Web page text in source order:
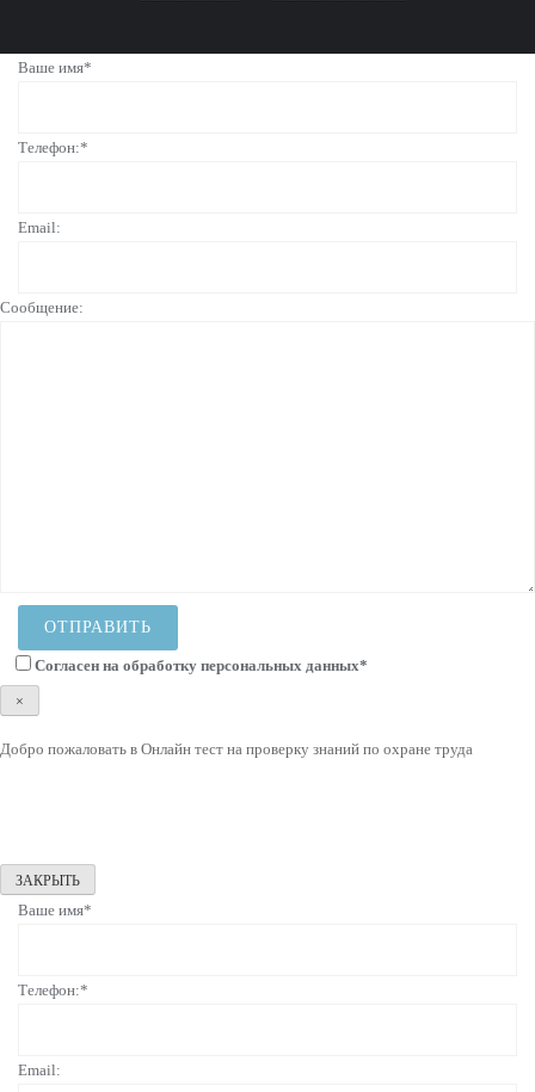
Ваше имя*
Телефон:*
Email:
Сообщение:
Согласен на обработку персональных данных*
×
Добро пожаловать в Онлайн тест на проверку знаний по охране труда
ЗАКРЫТЬ
Ваше имя*
Телефон:*
Email: